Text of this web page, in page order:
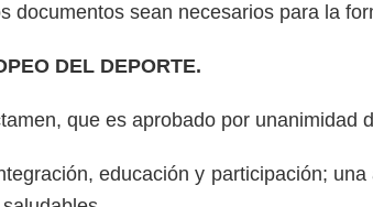
documentos sean necesarios para la
DEL DEPORTE.
que es aprobado por unanimidad
educación y participación;